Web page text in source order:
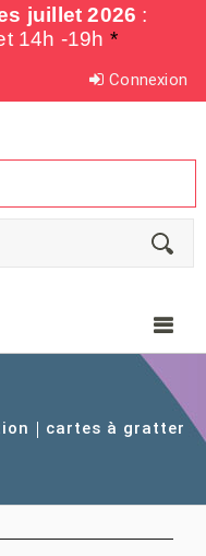
juillet 2026 :
14h -19h *
Connexion
cartes à gratter